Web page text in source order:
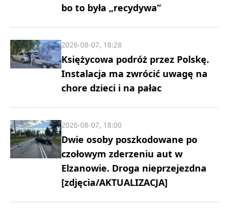
bo to była „recydywa”
Księżycowa podróż przez Polskę.
Instalacja ma zwrócić uwagę na
chore dzieci i na pałac
2026-08-07, 18:28
Dwie osoby poszkodowane po
czołowym zderzeniu aut w
Elzanowie. Droga nieprzejezdna
[zdjęcia/AKTUALIZACJA]
2026-08-07, 18:00